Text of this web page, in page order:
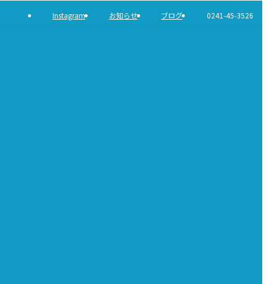
Instagram お知らせ ブログ 0241-45-3526